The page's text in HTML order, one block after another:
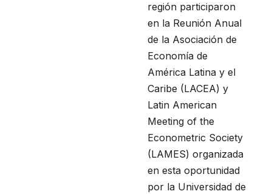
región participaron
en la Reunión Anual
de la Asociación de
Economía de
América Latina y el
Caribe (LACEA) y
Latin American
Meeting of the
Econometric Society
(LAMES) organizada
en esta oportunidad
por la Universidad de